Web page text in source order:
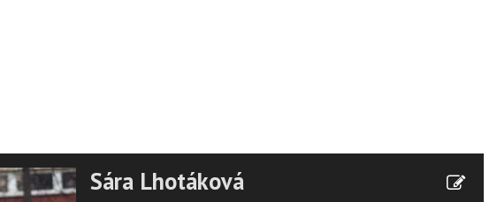
Sára Lhotáková